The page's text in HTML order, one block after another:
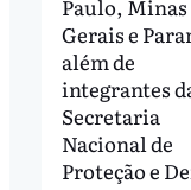
Paulo, Minas
Gerais e
além de
integrantes
Secretaria
Nacional de
Proteção e